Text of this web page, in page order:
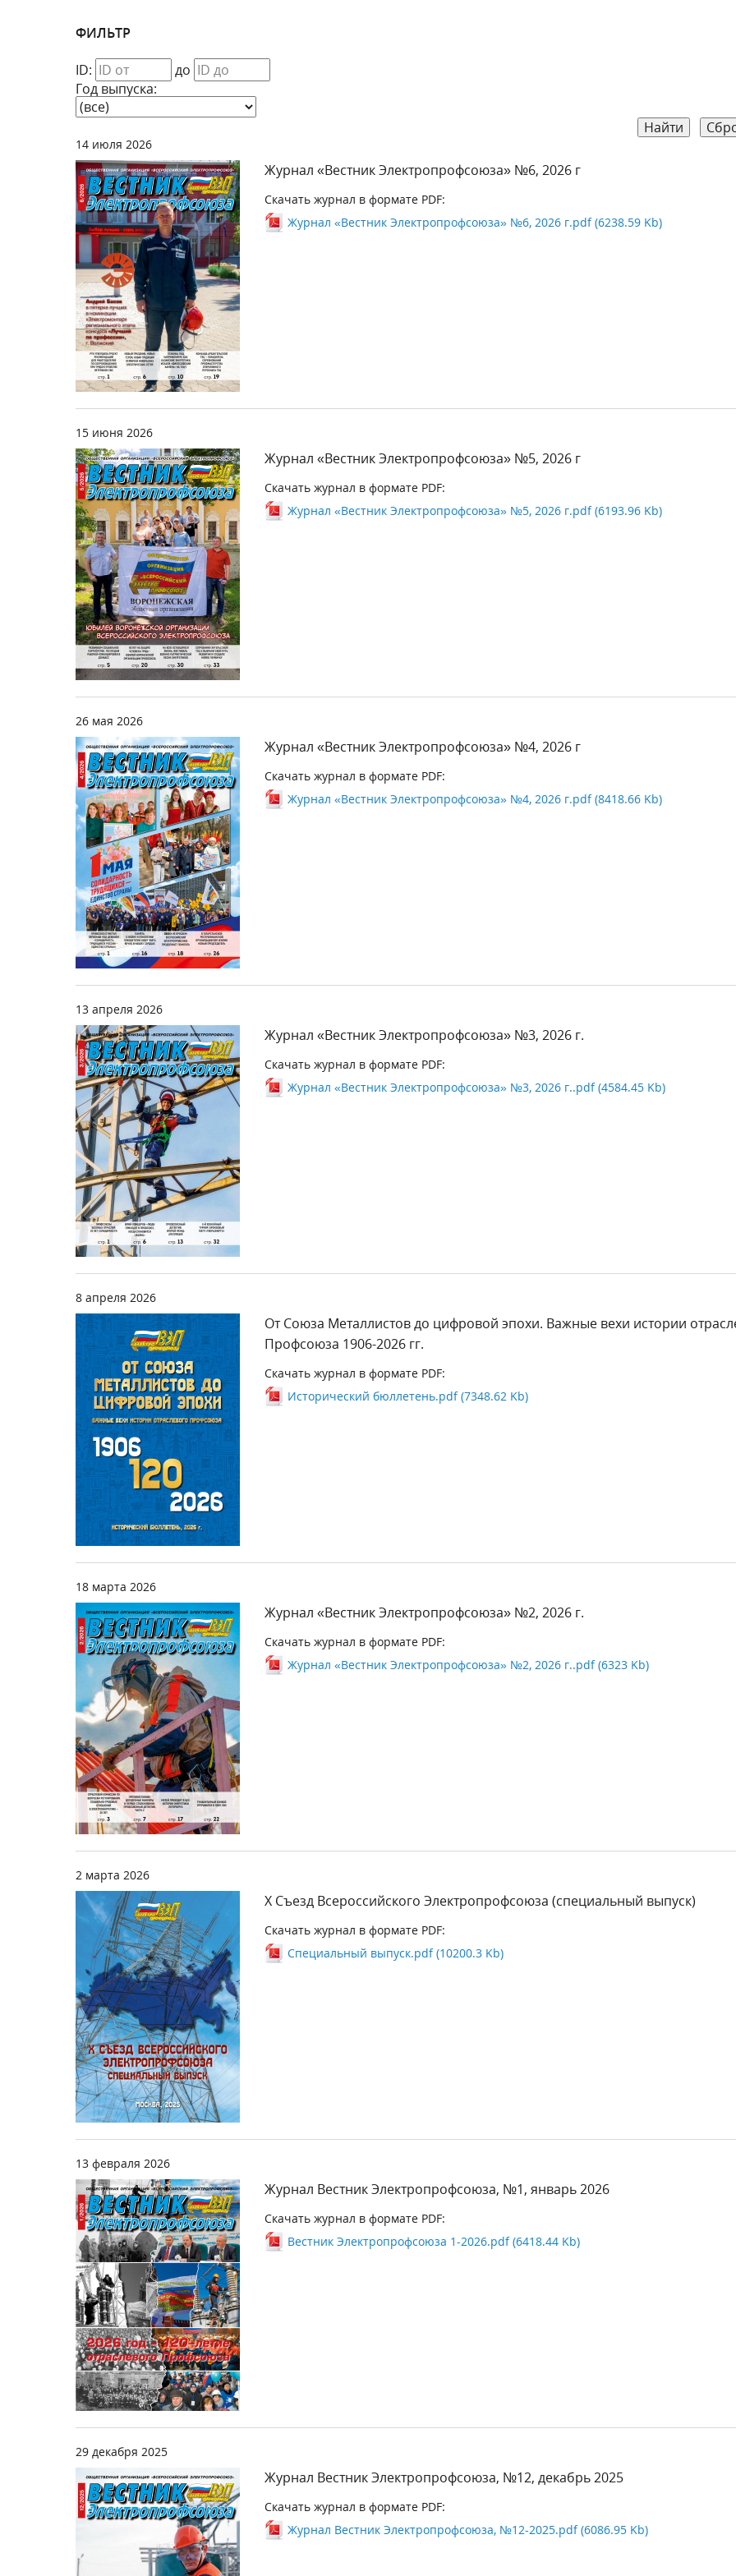
ФИЛЬТР
ID:
до
Год выпуска:
Найти
14 июля 2026
Журнал «Вестник Электропрофсоюза» №6, 2026 г
Скачать журнал в формате PDF:
Журнал «Вестник Электропрофсоюза» №6, 2026 г.pdf (6238.59 Kb)
15 июня 2026
Журнал «Вестник Электропрофсоюза» №5, 2026 г
Скачать журнал в формате PDF:
Журнал «Вестник Электропрофсоюза» №5, 2026 г.pdf (6193.96 Kb)
26 мая 2026
Журнал «Вестник Электропрофсоюза» №4, 2026 г
Скачать журнал в формате PDF:
Журнал «Вестник Электропрофсоюза» №4, 2026 г.pdf (8418.66 Kb)
13 апреля 2026
Журнал «Вестник Электропрофсоюза» №3, 2026 г.
Скачать журнал в формате PDF:
Журнал «Вестник Электропрофсоюза» №3, 2026 г..pdf (4584.45 Kb)
8 апреля 2026
От Союза Металлистов до цифровой эпохи. Важные вехи истории
Профсоюза 1906-2026 гг.
Скачать журнал в формате PDF:
Исторический бюллетень.pdf (7348.62 Kb)
18 марта 2026
Журнал «Вестник Электропрофсоюза» №2, 2026 г.
Скачать журнал в формате PDF:
Журнал «Вестник Электропрофсоюза» №2, 2026 г..pdf (6323 Kb)
2 марта 2026
Х Съезд Всероссийского Электропрофсоюза (специальный выпуск)
Скачать журнал в формате PDF:
Специальный выпуск.pdf (10200.3 Kb)
13 февраля 2026
Журнал Вестник Электропрофсоюза, №1, январь 2026
Скачать журнал в формате PDF:
Вестник Электропрофсоюза 1-2026.pdf (6418.44 Kb)
29 декабря 2025
Журнал Вестник Электропрофсоюза, №12, декабрь 2025
Скачать журнал в формате PDF:
Журнал Вестник Электропрофсоюза, №12-2025.pdf (6086.95 Kb)